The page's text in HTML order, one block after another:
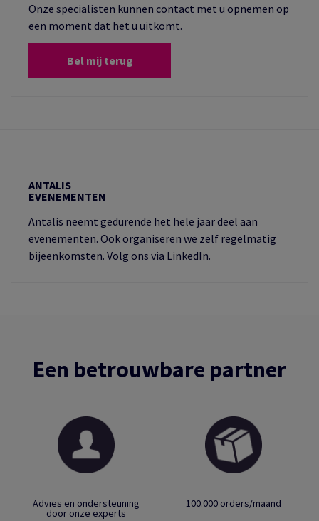
Onze specialisten kunnen contact met u opnemen op
een moment dat het u uitkomt.
Bel mij terug
ANTALIS
EVENEMENTEN
Antalis neemt gedurende het hele jaar deel aan
evenementen. Ook organiseren we zelf regelmatig
bijeenkomsten. Volg ons via LinkedIn.
Een betrouwbare partner
Advies en ondersteuning
door onze experts
100.000 orders/maand